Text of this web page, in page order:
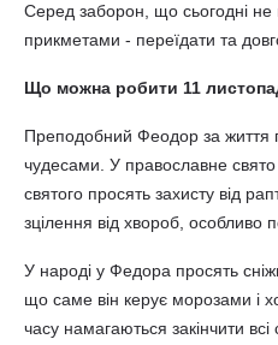
Серед заборон, що сьогодні
прикметами - переїдати та
Що можна робити 11
Преподобний Феодор за життя
чудесами. У православне свято
святого просять захисту від
зцілення від хвороб, особливо
У народі у Федора просять
що саме він керує морозами і
часу намагаються закінчити всі